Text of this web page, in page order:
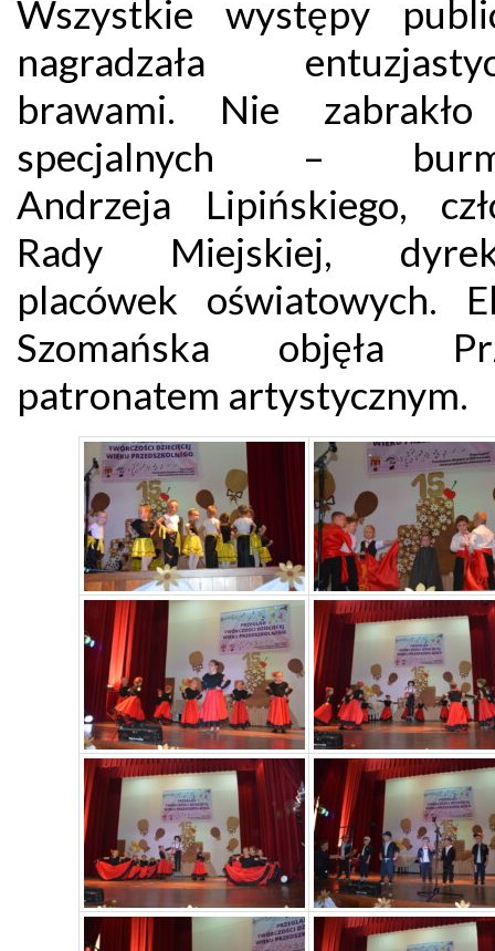
Wszystkie występy
nagradzała
brawami. Nie
specjalnych –
Andrzeja Lipińskiego,
Rady Miejskiej,
placówek oświatowych.
Szomańska objęła
patronatem artystycznym.